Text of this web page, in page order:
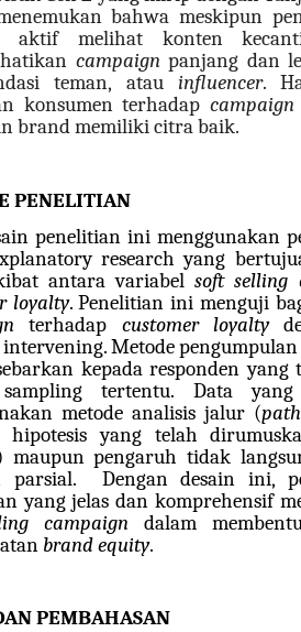
bahwa meskipun
aktif melihat konten
campaignpanjang dan
teman, atau influencer.
konsumen terhadap
brand memiliki citra baik.
PENELITIAN
penelitian ini menggunakan
research yang
antara variabelsoft selling
loyalty. Penelitian ini menguji
terhadap customer loyalty
Metode
kepada responden
tertentu. Data
metode analisis jalur (
hipotesis yang telah
maupun pengaruh tidak
parsial.
Dengan desain ini,
yang jelas dan komprehensif
campaign dalam
brand equity.
PEMBAHASAN